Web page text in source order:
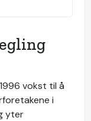
vokst til å
i
yter